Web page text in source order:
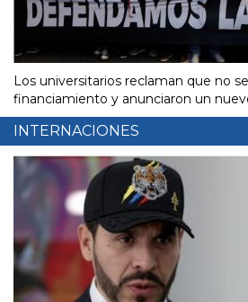
Los universitarios reclaman que no
financiamiento y anunciaron un
INTERNACIONES